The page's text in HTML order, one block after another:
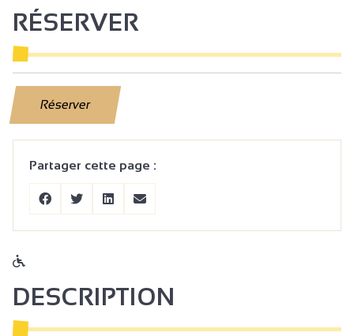
RÉSERVER
Réserver
Partager cette page :
DESCRIPTION